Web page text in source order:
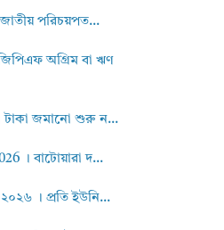
পরিচয়পত...
অগ্রিম বা ঋণ
টাকা জমানো শুরু ন...
। বাটোয়ারা দ...
। প্রতি ইউনি...